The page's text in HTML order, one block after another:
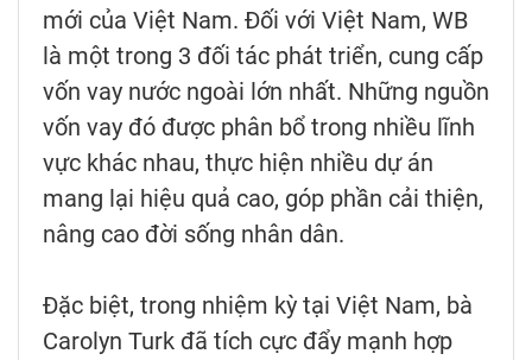
mới của Việt Nam. Đối với Việt Nam, WB
là một trong 3 đối tác phát triển, cung cấp
vốn vay nước ngoài lớn nhất. Những nguồn
vốn vay đó được phân bổ trong nhiều lĩnh
vực khác nhau, thực hiện nhiều dự án
mang lại hiệu quả cao, góp phần cải thiện,
nâng cao đời sống nhân dân.
Đặc biệt, trong nhiệm kỳ tại Việt Nam, bà
Carolyn Turk đã tích cực đẩy mạnh hợp